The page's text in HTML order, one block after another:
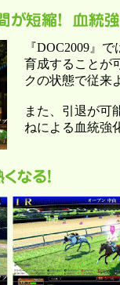
『DOC2009』
育成することが
クの状態で従来
また、引退が可
ねによる血統強